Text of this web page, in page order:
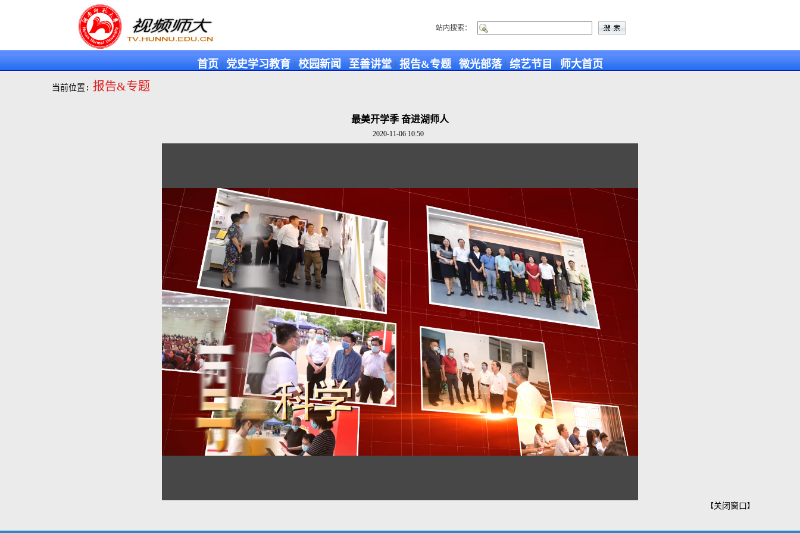
站内搜索：
首页|党史学习教育|校园新闻|至善讲堂|报告&专题|微光部落|综艺节目|师大首页
当前位置: 报告&专题
最美开学季 奋进湖师人
2020-11-06 10:50
【关闭窗口】